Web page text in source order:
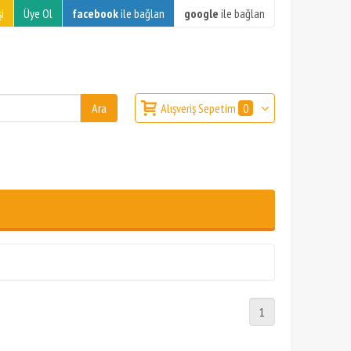
Üye Ol facebookile bağlan google ile bağlan
Alışveriş Sepetim 0
1